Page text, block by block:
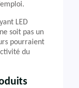
LED
soit pas un
pourraient
du